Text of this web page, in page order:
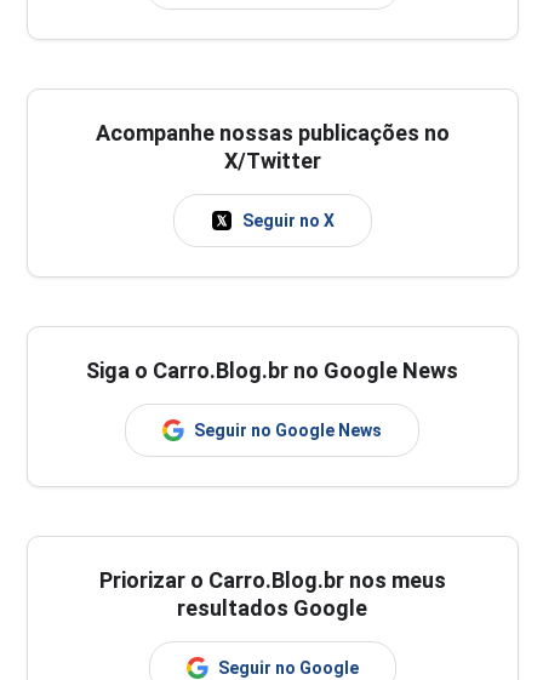
Acompanhe nossas publicações no
X/Twitter
Seguir no X
Siga o Carro.Blog.br no Google News
Seguir no Google News
Priorizar o Carro.Blog.br nos meus
resultados Google
Seguir no Google